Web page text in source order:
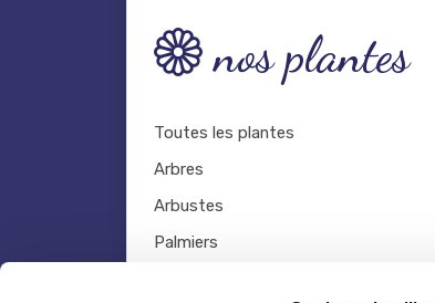
nos plantes
Toutes les plantes
Arbres
Arbustes
Palmiers